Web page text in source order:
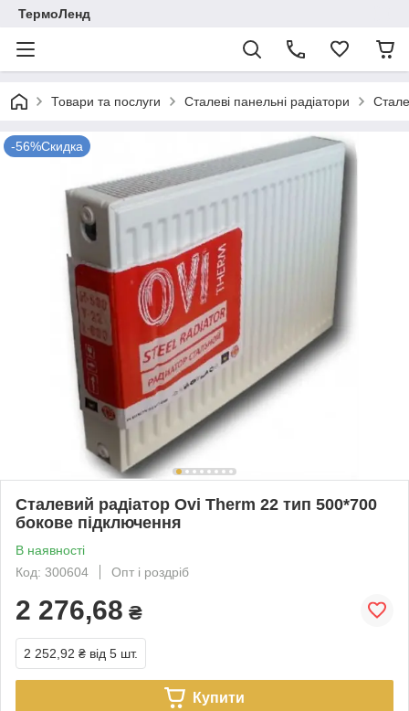
ТермоЛенд
Товари та послуги Сталеві панельні радіатори
-56%Скидка
Сталевий радіатор Ovi Therm 22 тип 500*700
бокове підключення
В наявності
Код: 300604
Опт і роздріб
2 276,68 ₴
2 252,92 ₴ від 5 шт.
Купити